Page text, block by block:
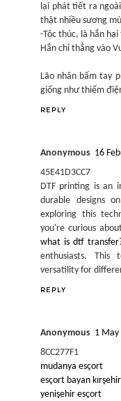
lại phát tiết ra
thật nhiều sương
-Tộc thúc, là hắn
Hắn chỉ thẳng vào
Lão nhân bấm tay
giống như thiểm
REPLY
Anonymous 16
45E41D3CC7
DTF printing is an
durable designs
exploring this
you're curious
what is dtf
enthusiasts. This
versatility for
REPLY
Anonymous 1
8CC277F1
mudanya esçort
esçort bayan kırşehir
yenişehir esçort